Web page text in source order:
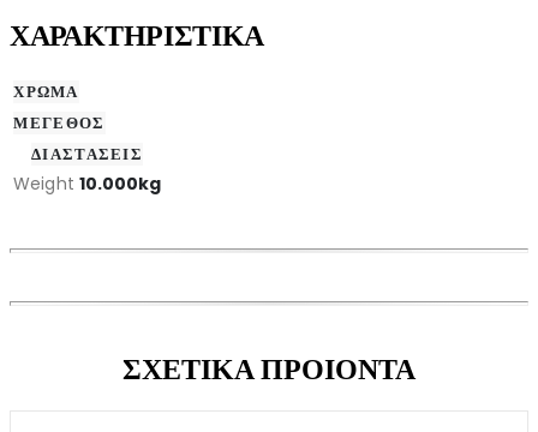
ΧΑΡΑΚΤΗΡΙΣΤΙΚΑ
ΧΡΩΜΑ
ΜΕΓΕΘΟΣ
ΔΙΑΣΤΑΣΕΙΣ
Weight 10.000kg
ΣΧΕΤΙΚΑ ΠΡΟΙΟΝΤΑ